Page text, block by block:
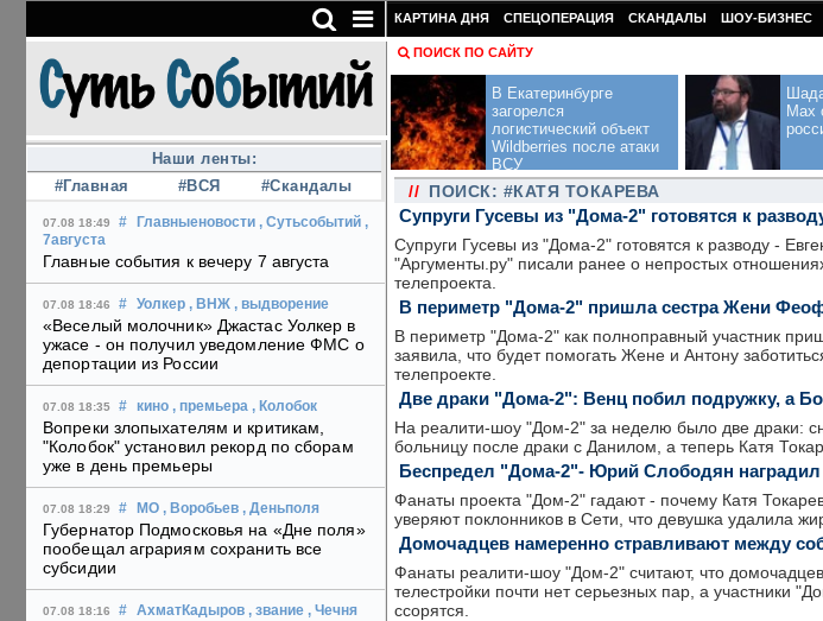
Наши ленты:
#Главная
#ВСЯ #Скандалы
07.08 18:49 # Главныеновости , Сутьсобытий ,
7августа
Главные события к вечеру 7 августа
07.08 18:46 # Уолкер , ВНЖ , выдворение
«Веселый молочник» Джастас Уолкер в
ужасе - он получил уведомление ФМС о
депортации из России
07.08 18:35 # кино , премьера , Колобок
Вопреки злопыхателям и критикам,
"Колобок" установил рекорд по сборам
уже в день премьеры
07.08 18:29 # МО , Воробьев , Деньполя
Губернатор Подмосковья на «Дне поля»
пообещал аграриям сохранить все
субсидии
07.08 18:16 # АхматКадыров , звание , Чечня
КАРТИНА ДНЯ СПЕЦОПЕРАЦИЯ СКАНДАЛЫ ШОУ-БИЗНЕС
ПОИСК ПО САЙТУ
В Екатеринбурге
загорелся
логистический объект
Wildberries после атаки
ВСУ
Max
// ПОИСК: #КАТЯ ТОКАРЕВА
Супруги Гусевы из "Дома-2" готовятся к
Супруги Гусевы из "Дома-2" готовятся к разводу -
"Аргументы.ру" писали ранее о непростых
телепроекта.
В периметр "Дома-2" пришла сестра Жени
В периметр "Дома-2" как полноправный участник
заявила, что будет помогать Жене и Антону
телепроекте.
Две драки "Дома-2": Венц побил подружку, а
На реалити-шоу "Дом-2" за неделю было две драки:
больницу после драки с Данилом, а теперь Катя
Беспредел "Дома-2"- Юрий Слободян
Фанаты проекта "Дом-2" гадают - почему Катя
уверяют поклонников в Сети, что девушка удалила
Домочадцев намеренно стравливают между
Фанаты реалити-шоу "Дом-2" считают, что
телестройки почти нет серьезных пар, а участники
ссорятся.